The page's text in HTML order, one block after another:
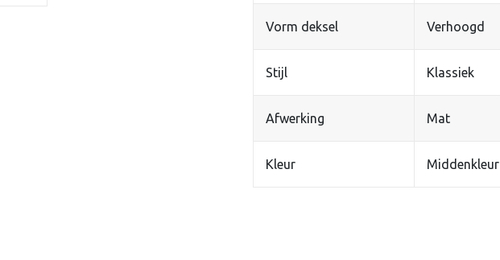
Vorm deksel Verhoogd
Stijl Klassiek
Afwerking Mat
Kleur Middenkleur